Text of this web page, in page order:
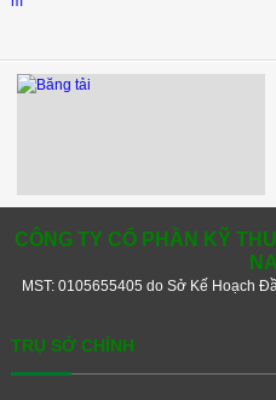
CÔNG TY CỔ PHẦN KỸ
MST: 0105655405 do Sở Kế Hoạch
TRỤ SỞ CHÍNH